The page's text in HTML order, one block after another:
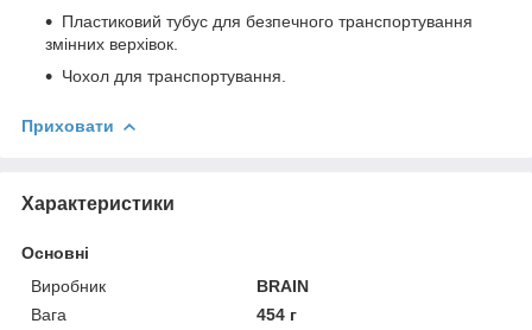
Пластиковий тубус для безпечного транспортування
змінних верхівок.
Чохол для транспортування.
Приховати
Характеристики
Основні
Виробник
BRAIN
Вага
454 г